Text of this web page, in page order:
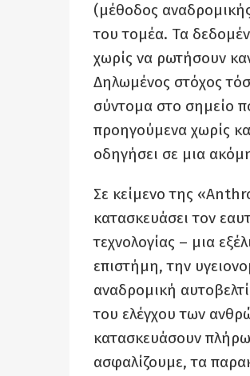
(μέθοδος
του τομέα. Τα
χωρίς να ρωτήσουν
Δηλωμένος στόχος
σύντομα στο σημείο
προηγούμενα χωρίς
οδηγήσει σε μια
Σε κείμενο της
κατασκευάσει τον
τεχνολογίας – μια
επιστήμη, την
αναδρομική
του ελέγχου των
κατασκευάσουν
ασφαλίζουμε, τα